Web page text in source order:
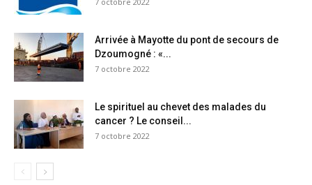
Arrivée à Mayotte du pont de secours de
Dzoumogné : «...
7 octobre 2022
Le spirituel au chevet des malades du
cancer ? Le conseil...
7 octobre 2022